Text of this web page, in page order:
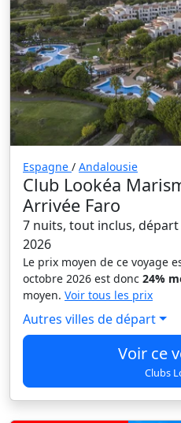
Espagne / Andalousie
Club Lookéa
Arrivée Faro
7 nuits, tout inclus,
2026
Le prix moyen de ce voyage
octobre 2026 est donc 24%
moyen. Voir tous les prix
Autres villes de départ
Voir ce
Clubs